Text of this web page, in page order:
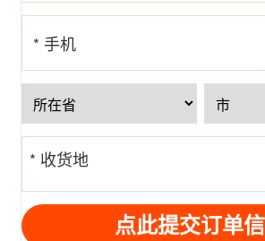
* 手机
号
* 收货地
址